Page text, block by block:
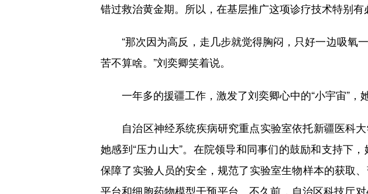
错过救治黄金期。所以，在基层推广这项诊疗技术特别有
“那次因为高反，走几步就觉得胸闷，只好一边吸氧
苦不算啥。”刘奕卿笑着说。
一年多的援疆工作，激发了刘奕卿心中的“小宇宙”，她
自治区神经系统疾病研究重点实验室依托新疆医科大
她感到“压力山大”。在院领导和同事们的鼓励和支持下
保障了实验人员的安全，规范了实验室生物样本的获取
平台和细胞药物模型干预平台。不久前，自治区科技厅